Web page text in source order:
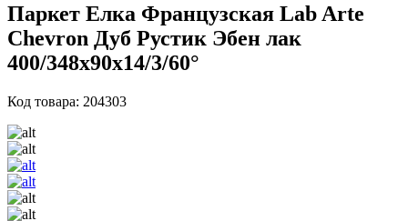
Паркет Елка Французская Lab Arte
Chevron Дуб Рустик Эбен лак
400/348х90х14/3/60°
Код товара: 204303